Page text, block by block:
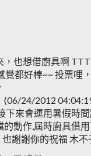
，也想借廚具啊 TTT
覺都好棒~~ 投票哩
(06/24/2012
下來會運用暑假時
的動作,屆時廚具借
謝謝你的祝福 木